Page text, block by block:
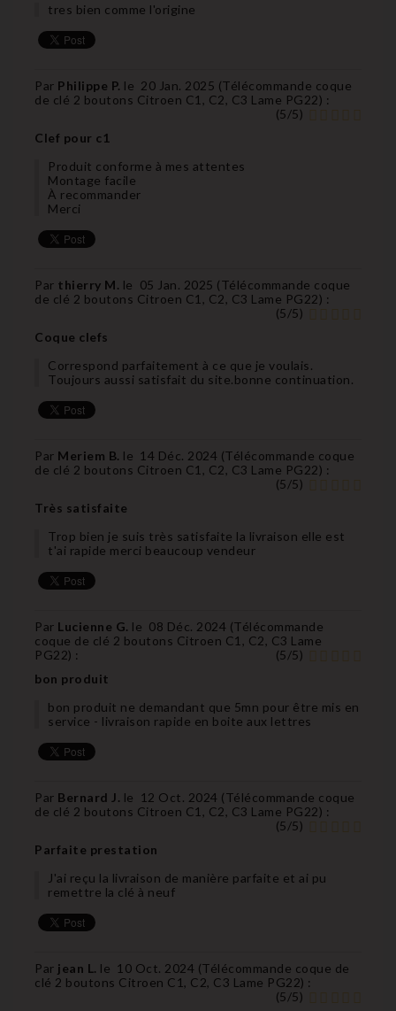
tres bien comme l'origine
Par Philippe P. le 20 Jan. 2025 (Télécommande coque
de clé 2 boutons Citroen C1, C2, C3 Lame PG22) :
(5/5)
Clef pour c1
Produit conforme à mes attentes
Montage facile
À recommander
Merci
Par thierry M. le 05 Jan. 2025 (Télécommande coque
de clé 2 boutons Citroen C1, C2, C3 Lame PG22) :
(5/5)
Coque clefs
Correspond parfaitement à ce que je voulais.
Toujours aussi satisfait du site.bonne continuation.
Par Meriem B. le 14 Déc. 2024 (Télécommande coque
de clé 2 boutons Citroen C1, C2, C3 Lame PG22) :
(5/5)
Très satisfaite
Trop bien je suis très satisfaite la livraison elle est
t'ai rapide merci beaucoup vendeur
Par Lucienne G. le 08 Déc. 2024 (Télécommande
coque de clé 2 boutons Citroen C1, C2, C3 Lame
PG22) : (5/5)
bon produit
bon produit ne demandant que 5mn pour être mis en
service - livraison rapide en boite aux lettres
Par Bernard J. le 12 Oct. 2024 (Télécommande coque
de clé 2 boutons Citroen C1, C2, C3 Lame PG22) :
(5/5)
Parfaite prestation
J'ai reçu la livraison de manière parfaite et ai pu
remettre la clé à neuf
Par jean L. le 10 Oct. 2024 (Télécommande coque de
clé 2 boutons Citroen C1, C2, C3 Lame PG22) :
(5/5)